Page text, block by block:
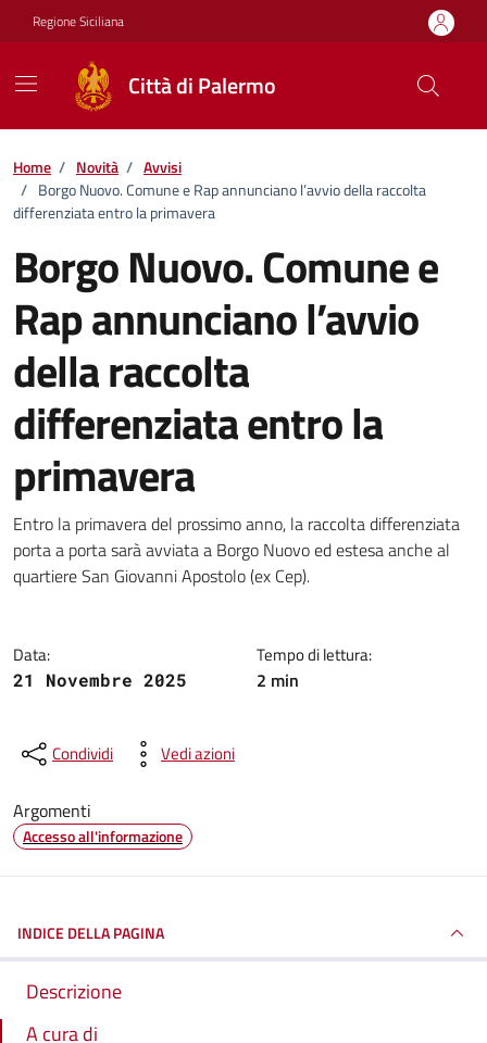
Vai ai contenuti
Vai al footer
Regione Siciliana
Città di Palermo
Home / Novità / Avvisi
/ Borgo Nuovo. Comune e Rap annunciano l’avvio della raccolta
differenziata entro la primavera
Borgo Nuovo. Comune e
Rap annunciano l’avvio
della raccolta
differenziata entro la
primavera
Dettagli della notizia
Entro la primavera del prossimo anno, la raccolta differenziata
porta a porta sarà avviata a Borgo Nuovo ed estesa anche al
quartiere San Giovanni Apostolo (ex Cep).
Data:
21 Novembre 2025
Tempo di lettura:
2 min
Condividi Vedi azioni
Argomenti
Accesso all'informazione
INDICE DELLA PAGINA
Descrizione
A cura di